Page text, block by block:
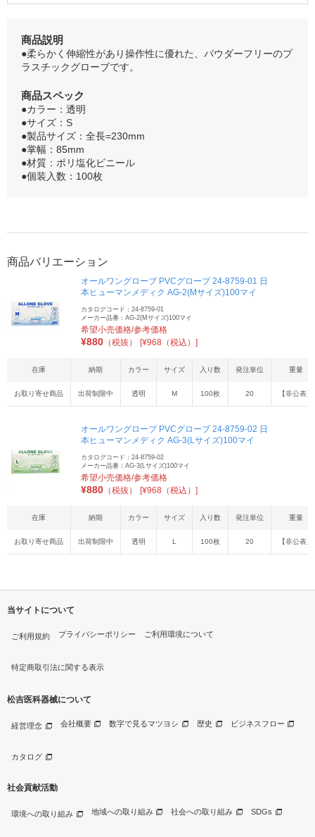
商品説明
●柔らかく伸縮性があり操作性に優れた、パウダーフリーのプ
ラスチックグローブです。
商品スペック
●カラー：透明
●サイズ：S
●製品サイズ：全長=230mm
●掌幅：85mm
●材質：ポリ塩化ビニール
●個装入数：100枚
商品バリエーション
オールワングローブ PVCグローブ 24-8759-01 日
本ヒューマンメディク AG-2(Mサイズ)100マイ
カタログコード：24-8759-01
メーカー品番：AG-2(Mサイズ)100マイ
希望小売価格/参考価格
¥880 （税抜） [¥968（税込）]
在庫 納期 カラー サイズ 入り数 発注単位 重量
お取り寄せ商品 出荷制限中 透明 M 100枚 20 【非公表】
オールワングローブ PVCグローブ 24-8759-02 日
本ヒューマンメディク AG-3(Lサイズ)100マイ
カタログコード：24-8759-02
メーカー品番：AG-3(Lサイズ)100マイ
希望小売価格/参考価格
¥880 （税抜） [¥968（税込）]
在庫 納期 カラー サイズ 入り数 発注単位 重量
お取り寄せ商品 出荷制限中 透明 L 100枚 20 【非公表】
当サイトについて
ご利用規約 プライバシーポリシー ご利用環境について
特定商取引法に関する表示
松吉医科器械について
経営理念 会社概要 数字で見るマツヨシ 歴史 ビジネスフロー
カタログ
社会貢献活動
環境への取り組み 地域への取り組み 社会への取り組み SDGs